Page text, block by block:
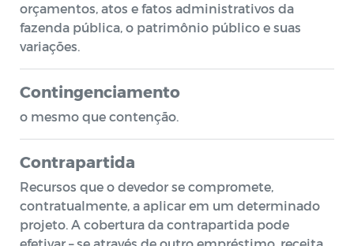
orçamentos, atos e fatos administrativos da
fazenda pública, o patrimônio público e suas
variações.
Contingenciamento
o mesmo que contenção.
Contrapartida
Recursos que o devedor se compromete,
contratualmente, a aplicar em um determinado
projeto. A cobertura da contrapartida pode